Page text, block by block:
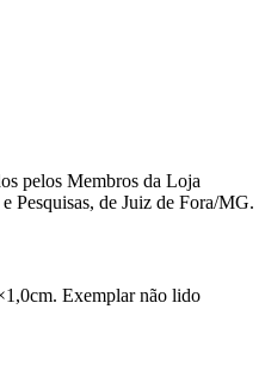
pelos Membros da Loja
Pesquisas, de Juiz de Fora/MG.
Exemplar não lido